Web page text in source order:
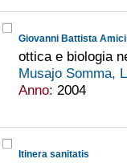
Giovanni Battista
ottica e biologia
Musajo Somma,
Anno: 2004
Itinera sanitatis